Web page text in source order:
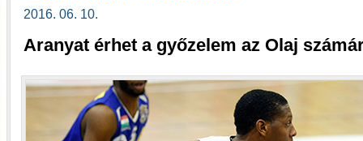
2016. 06. 10.
Aranyat érhet a győzelem az Olaj